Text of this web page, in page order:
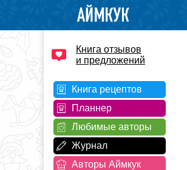
Книга отзывов
и предложений
Книга рецептов
Планнер
Любимые авторы
Журнал
Авторы Аймкук